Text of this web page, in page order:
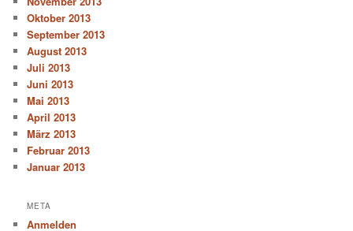
Oktober 2013
September 2013
August 2013
Juli 2013
Juni 2013
Mai 2013
April 2013
März 2013
Februar 2013
Januar 2013
META
Anmelden